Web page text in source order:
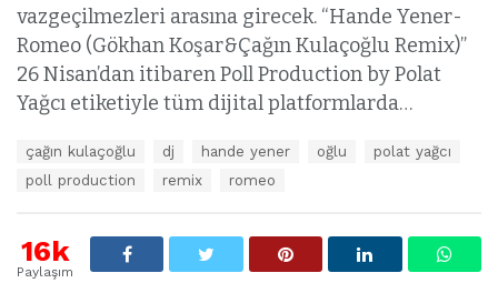
vazgeçilmezleri arasına girecek. “Hande Yener-
Romeo (Gökhan Koşar&Çağın Kulaçoğlu Remix)”
26 Nisan’dan itibaren Poll Production by Polat
Yağcı etiketiyle tüm dijital platformlarda…
t
l
çağın kulaçoğlu dj hande yener oğlu
polat yağcı
poll production
remix romeo
16k
Paylaşım